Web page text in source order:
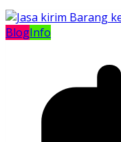
BlogInfo